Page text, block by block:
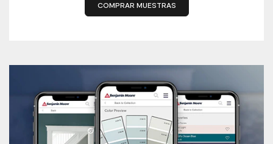
COMPRAR MUESTRAS